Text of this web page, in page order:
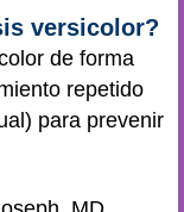
versicolor?
de forma
repetido
para prevenir